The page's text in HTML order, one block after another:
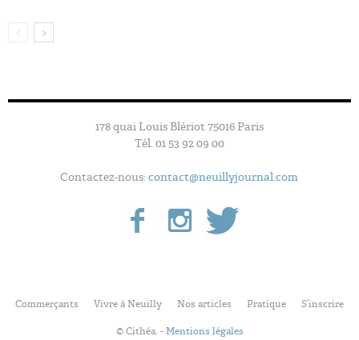
178 quai Louis Blériot 75016 Paris
Tél. 01 53 92 09 00
Contactez-nous:contact@neuillyjournal.com
Commerçants Vivre à Neuilly Nos articles Pratique S’inscrire
© Cithéa. -Mentions légales